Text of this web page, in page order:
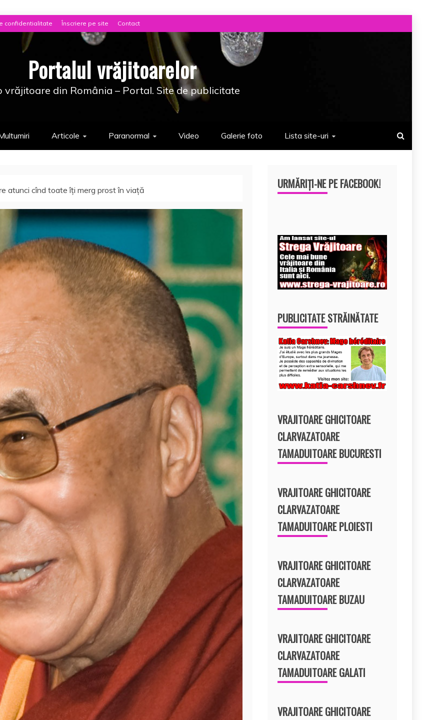
confidentialitate Înscriere pe site Contact
Portalul vrăjitoarelor
vrăjitoare din România – Portal. Site de publicitate
Articole Paranormal Video Galerie foto Lista site-uri
atunci cînd toate îţi merg prost în viaţă URMĂRIȚI-NE PE FACEBOOK!
PUBLICITATE STRĂINĂTATE
VRAJITOARE GHICITOARE
CLARVAZATOARE
TAMADUITOARE BUCURESTI
VRAJITOARE GHICITOARE
CLARVAZATOARE
TAMADUITOARE PLOIESTI
VRAJITOARE GHICITOARE
CLARVAZATOARE
TAMADUITOARE BUZAU
VRAJITOARE GHICITOARE
CLARVAZATOARE
TAMADUITOARE GALATI
VRAJITOARE GHICITOARE